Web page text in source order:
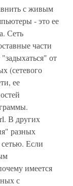
с живым
- это ее
Сеть
части
от
(сетевого
ее
В других
разных
Если
имеется
с